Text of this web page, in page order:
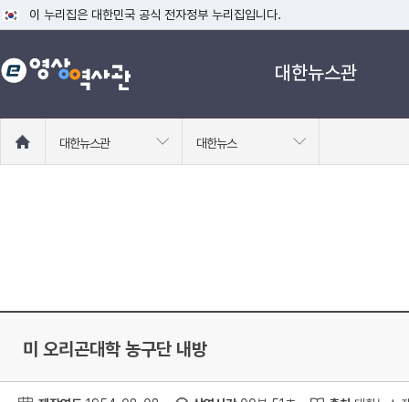
이 누리집은 대한민국 공식 전자정부 누리집입니다.
공식 누리집 주소 확인하기
go.kr 주소를 사용하는 누리집은 대한민국 정부기관이 관리하는 누리집입니
대한뉴스관
로
대한뉴스관 대한뉴스
미 오리곤대학 농구단 내방